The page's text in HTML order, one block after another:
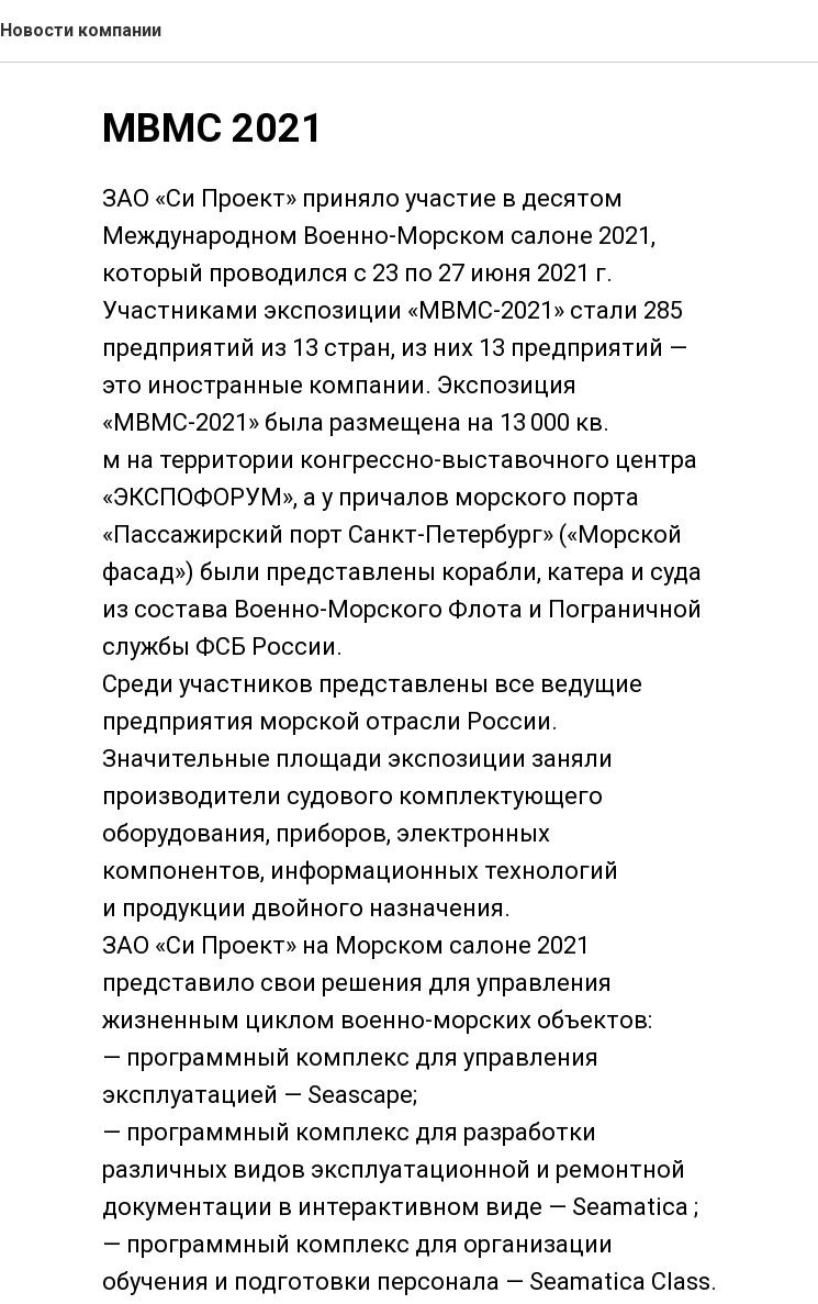
Новости компании
МВМС 2021
ЗАО «Си Проект» приняло участие в десятом
Международном Военно-Морском салоне 2021,
который проводился с 23 по 27 июня 2021 г.
Участниками экспозиции «МВМС-2021» стали 285
предприятий из 13 стран, из них 13 предприятий —
это иностранные компании. Экспозиция
«МВМС-2021» была размещена на 13 000 кв.
м на территории конгрессно-выставочного центра
«ЭКСПОФОРУМ», а у причалов морского порта
«Пассажирский порт Санкт-Петербург» («Морской
фасад») были представлены корабли, катера и суда
из состава Военно-Морского Флота и Пограничной
службы ФСБ России.
Среди участников представлены все ведущие
предприятия морской отрасли России.
Значительные площади экспозиции заняли
производители судового комплектующего
оборудования, приборов, электронных
компонентов, информационных технологий
и продукции двойного назначения.
ЗАО «Си Проект» на Морском салоне 2021
представило свои решения для управления
жизненным циклом военно-морских объектов:
— программный комплекс для управления
эксплуатацией — Seascape;
— программный комплекс для разработки
различных видов эксплуатационной и ремонтной
документации в интерактивном виде — Seamatica ;
— программный комплекс для организации
обучения и подготовки персонала — Seamatica Class.